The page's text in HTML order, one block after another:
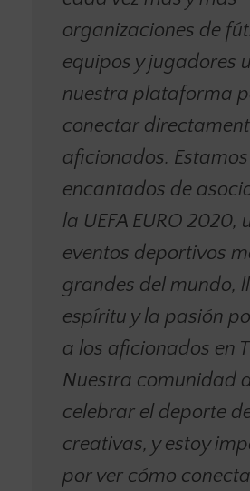
organizaciones de
equipos y jugadores
nuestra plataforma
conectar
aficionados. Estamos
encantados de
la UEFA EURO 2020,
eventos deportivos
grandes del mundo,
espíritu y la pasión
a los aficionados en
Nuestra comunidad
celebrar el deporte
creativas, y estoy
por ver cómo